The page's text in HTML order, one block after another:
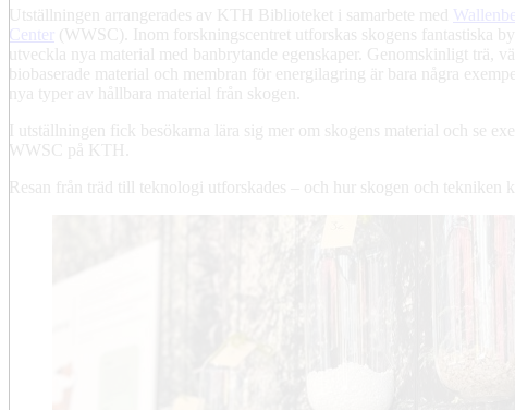
Utställningen arrangerades av KTH Biblioteket i samarbete med
Center
(WWSC). Inom forskningscentret utforskas skogens fantastiska
utveckla nya material med banbrytande egenskaper. Genomskinligt trä,
biobaserade material och membran för energilagring är bara några
nya typer av hållbara material från skogen.
I utställningen fick besökarna lära sig mer om skogens material och se
WWSC på KTH.
Resan från träd till teknologi utforskades – och hur skogen och tekniken